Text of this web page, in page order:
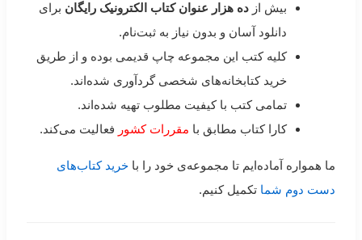
بیش از ده هزار عنوان کتاب الکترونیک رایگان برای
دانلود آسان و بدون نیاز به ثبت‌نام.
کلیه کتب این مجموعه چاپ قدیمی بوده و از طریق
خرید کتابخانه‌های شخصی گردآوری شده‌اند.
تمامی کتب با کیفیت مطلوب تهیه شده‌اند.
کارا کتاب مطابق با مقررات کشور فعالیت می‌کند.
ما همواره آماده‌ایم تا مجموعه‌ی خود را با خرید کتاب‌های
دست دوم شما تکمیل کنیم.